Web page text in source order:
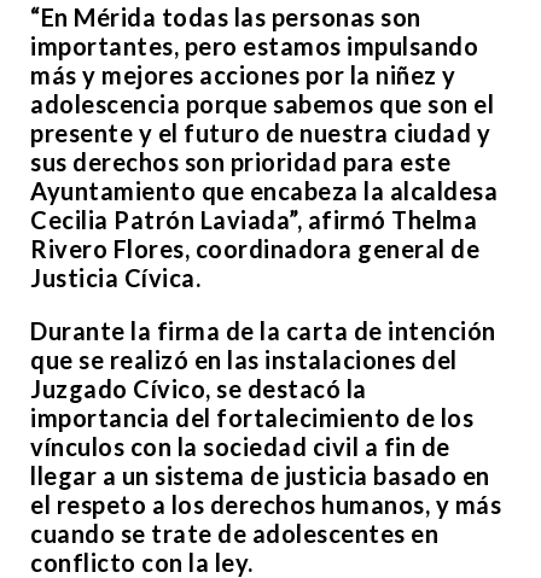
“En Mérida todas las personas son
importantes, pero estamos impulsando
más y mejores acciones por la niñez y
adolescencia porque sabemos que son el
presente y el futuro de nuestra ciudad y
sus derechos son prioridad para este
Ayuntamiento que encabeza la alcaldesa
Cecilia Patrón Laviada”, afirmó Thelma
Rivero Flores, coordinadora general de
Justicia Cívica.
Durante la firma de la carta de intención
que se realizó en las instalaciones del
Juzgado Cívico, se destacó la
importancia del fortalecimiento de los
vínculos con la sociedad civil a fin de
llegar a un sistema de justicia basado en
el respeto a los derechos humanos, y más
cuando se trate de adolescentes en
conflicto con la ley.